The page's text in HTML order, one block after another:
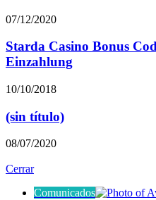
07/12/2020
Starda Casino Bonus
Einzahlung
10/10/2018
(sin título)
08/07/2020
Cerrar
Comunicados